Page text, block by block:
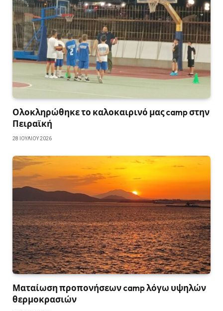
Ολοκληρώθηκε το καλοκαιρινό μας camp στην
Πειραϊκή
28 ΙΟΥΛΊΟΥ 2026
Ματαίωση προπονήσεων camp λόγω υψηλών
θερμοκρασιών